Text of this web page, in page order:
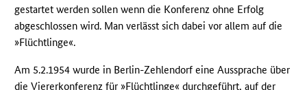
gestartet werden sollen wenn die Konferenz ohne Erfolg
abgeschlossen wird. Man verlässt sich dabei vor allem auf die
»Flüchtlinge«.
Am 5.2.1954 wurde in Berlin-Zehlendorf eine Aussprache über
die Viererkonferenz für »Flüchtlinge« durchgeführt, auf der